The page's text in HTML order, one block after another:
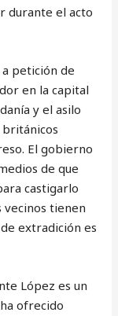
durante el acto
petición de
en la capital
y el asilo
El gobierno
de que
castigarlo
vecinos tienen
extradición es
López es un
ofrecido